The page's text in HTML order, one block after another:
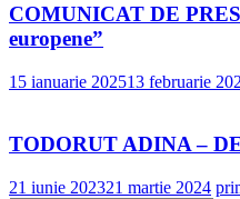
COMUNICAT DE
europene”
15 ianuarie 202513 februarie
TODORUT ADINA –
21 iunie 202321 martie 2024